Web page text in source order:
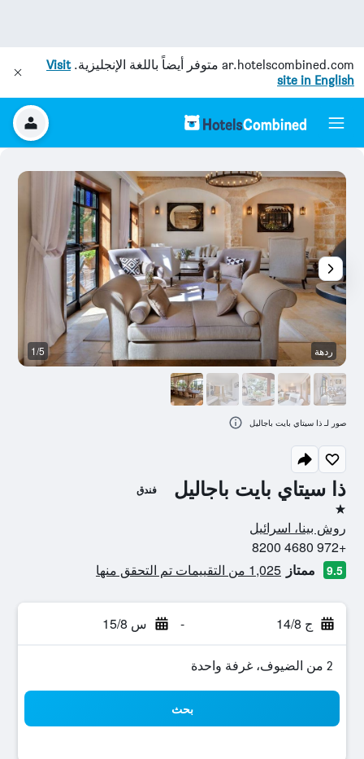
ar.hotelscombined.com متوفر أيضاً باللغة الإنجليزية.Visit
site in English
ذا سيتاي بايت باجاليل فندق
نجمة واحدة
روش بينا، اسرائيل
+972 4680 8200
9.5 ممتاز 1,025 من التقييمات تم التحقق منها
ج 14/8 - س 15/8
2 من الضيوف، غرفة واحدة
بحث
ردهة 1/5
صور لـ ذا سيتاي بايت باجاليل